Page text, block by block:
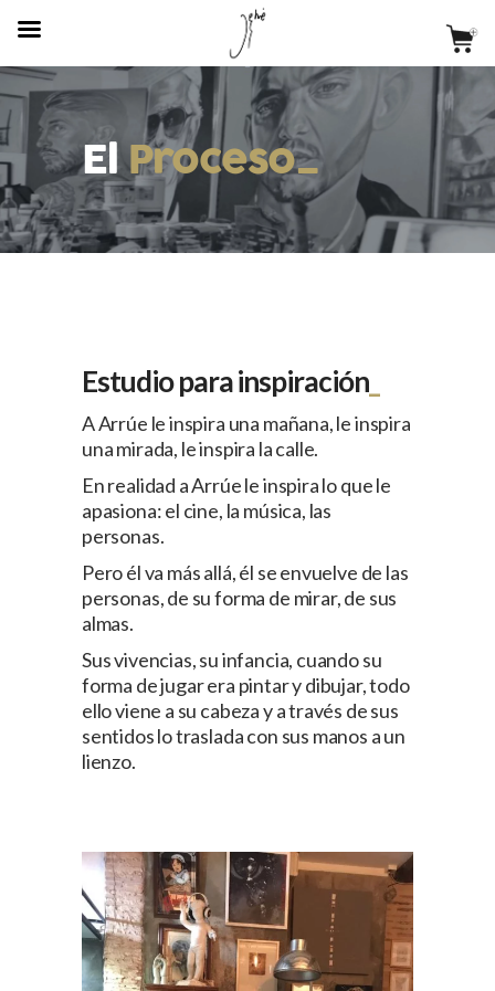
ElProceso_
Estudio para inspiración
A Arrúe le inspira una mañana, le inspira
una mirada, le inspira la calle.
En realidad a Arrúe le inspira lo que le
apasiona: el cine, la música, las
personas.
Pero él va más allá, él se envuelve de las
personas, de su forma de mirar, de sus
almas.
Sus vivencias, su infancia, cuando su
forma de jugar era pintar y dibujar, todo
ello viene a su cabeza y a través de sus
sentidos lo traslada con sus manos a un
lienzo.